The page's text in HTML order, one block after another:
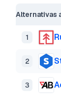
Alternativas
1
2
3